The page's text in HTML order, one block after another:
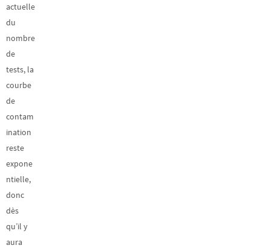
actuelle
du
nombre
de
tests, la
courbe
de
contam
ination
reste
expone
ntielle,
donc
dès
qu’il y
aura